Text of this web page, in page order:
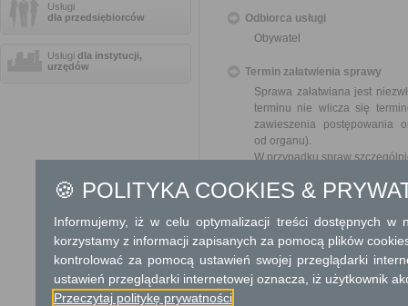
Usługi
dla przedsiębiorców
Usługi dla instytucji,
urzędów
Odbiorca usługi
Obywatel
Termin załatwienia sprawy
Sprawa załatwiana jest
terminu nie wlicza się
zawieszenia postępowania
od organu).
W przypadku spraw
Informacja
Dodatkowe
Opłata
Wniosek jest wolny od opłat.
🍪 POLITYKA COOKIES &
Informujemy, iż w celu optymalizacji treści dostępnych w
korzystamy z informacji zapisanych za pomocą plików
kontrolować za pomocą ustawień swojej przeglądarki
ustawień przeglądarki internetowej oznacza, iż użytkownik
Przeczytaj politykę prywatności